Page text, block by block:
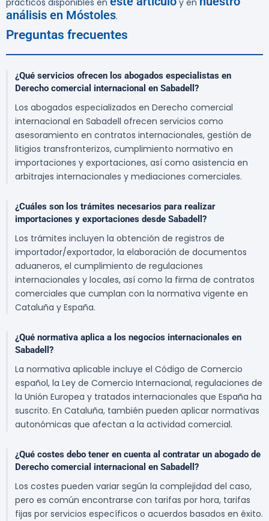
prácticos disponibles en y en
análisis en Móstoles.
Preguntas frecuentes
¿Qué servicios ofrecen los abogados especialistas en
Derecho comercial internacional en Sabadell?
Los abogados especializados en Derecho comercial
internacional en Sabadell ofrecen servicios como
asesoramiento en contratos internacionales, gestión de
litigios transfronterizos, cumplimiento normativo en
importaciones y exportaciones, así como asistencia en
arbitrajes internacionales y mediaciones comerciales.
¿Cuáles son los trámites necesarios para realizar
importaciones y exportaciones desde Sabadell?
Los trámites incluyen la obtención de registros de
importador/exportador, la elaboración de documentos
aduaneros, el cumplimiento de regulaciones
internacionales y locales, así como la firma de contratos
comerciales que cumplan con la normativa vigente en
Cataluña y España.
¿Qué normativa aplica a los negocios internacionales en
Sabadell?
La normativa aplicable incluye el Código de Comercio
español, la Ley de Comercio Internacional, regulaciones de
la Unión Europea y tratados internacionales que España ha
suscrito. En Cataluña, también pueden aplicar normativas
autonómicas que afectan a la actividad comercial.
¿Qué costes debo tener en cuenta al contratar un abogado de
Derecho comercial internacional en Sabadell?
Los costes pueden variar según la complejidad del caso,
pero es común encontrarse con tarifas por hora, tarifas
fijas por servicios específicos o acuerdos basados en éxito.